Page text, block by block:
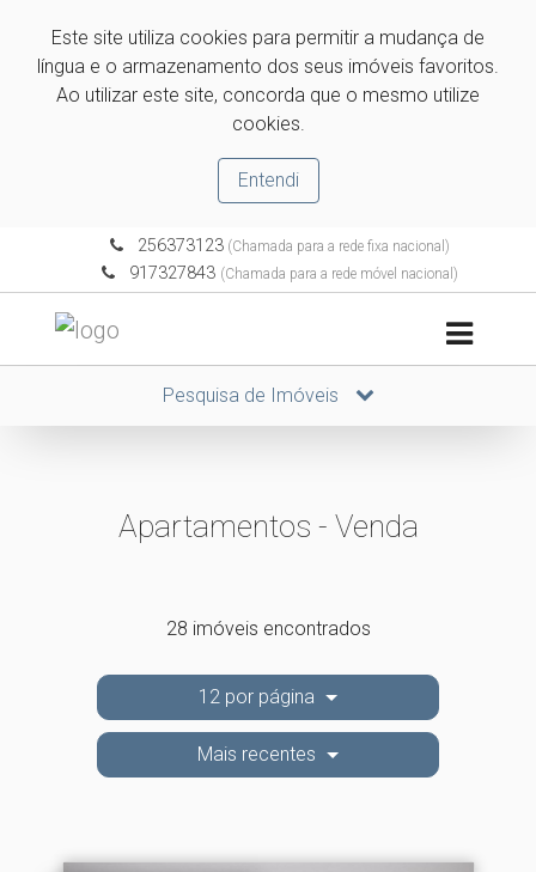
Este site utiliza cookies para permitir a mudança de
língua e o armazenamento dos seus imóveis favoritos.
Ao utilizar este site, concorda que o mesmo utilize
cookies.
Entendi
256373123(Chamada para a rede fixa nacional)
917327843 (Chamada para a rede móvel nacional)
Pesquisa de Imóveis
Apartamentos - Venda
28 imóveis encontrados
12 por página
Mais recentes